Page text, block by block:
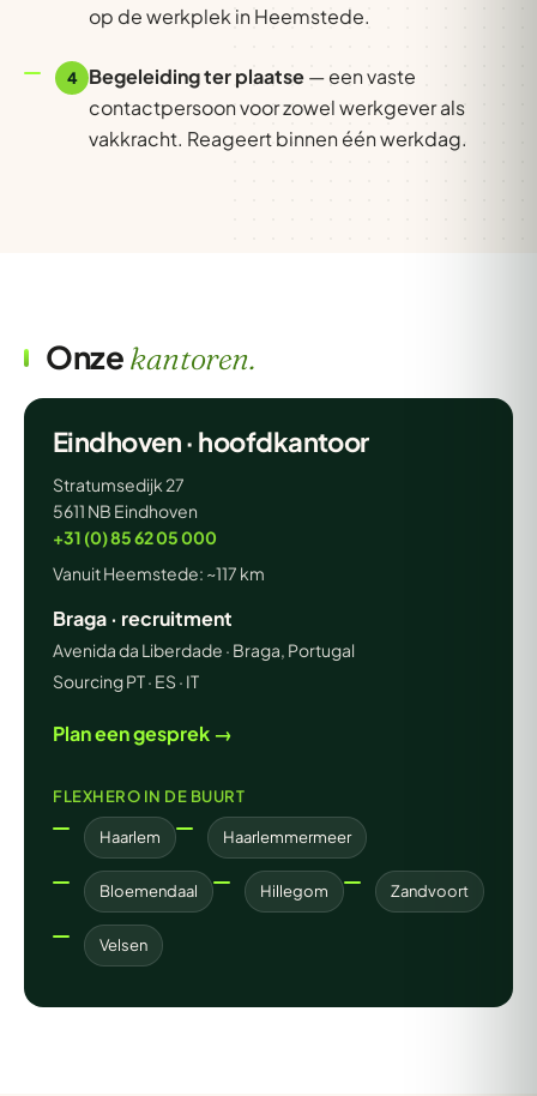
op de werkplek in Heemstede.
4 Begeleiding ter plaatse— een vaste
contactpersoon voor zowel werkgever als
vakkracht. Reageert binnen één werkdag.
Onzekantoren.
Eindhoven · hoofdkantoor
Stratumsedijk 27
5611 NB Eindhoven
+31 (0) 85 62 05 000
Vanuit Heemstede: ~117 km
Braga · recruitment
Avenida da Liberdade · Braga, Portugal
Sourcing PT · ES · IT
Plan een gesprek →
FLEXHERO IN DE BUURT
Haarlem Haarlemmermeer
Bloemendaal Hillegom Zandvoort
Velsen